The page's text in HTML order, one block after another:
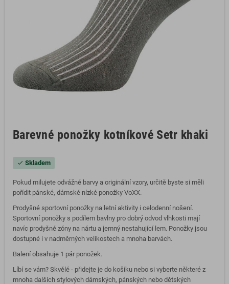
Barevné ponožky kotníkové Setr khaki
check Skladem
Pokud milujete odvážné barvy a originální vzory, určitě byste si měli
pořídit pánské, dámské nízké ponožky VoXX.
Prodyšné sportovní ponožky na letní aktivity i celodenní nošení.
Sportovní ponožky s podílem bavlny pro dobrý odvod vlhkosti mají
navíc prodyšné zóny na nártu a jemný nestahující lem. Ponožky jsou
dostupné i v nadměrných velikostech a mnoha barvách.
Balení obsahuje 1 pár ponožek.
Líbí se vám? Skvělé - přidejte je do košíku nebo si vyberte některé z
mnoha dalších stylových dámských, pánských nebo dětských